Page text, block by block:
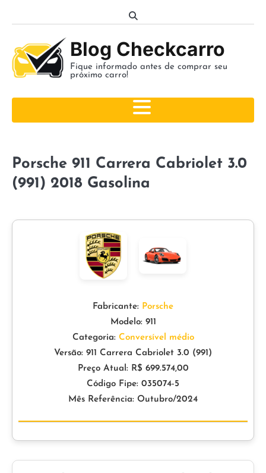
Blog Checkcarro
Fique informado antes de comprar seu
próximo carro!
Porsche 911 Carrera Cabriolet 3.0
(991) 2018 Gasolina
Fabricante: Porsche
Modelo: 911
Categoria: Conversível médio
Versão: 911 Carrera Cabriolet 3.0 (991)
Preço Atual: R$ 699.574,00
Código Fipe: 035074-5
Mês Referência: Outubro/2024